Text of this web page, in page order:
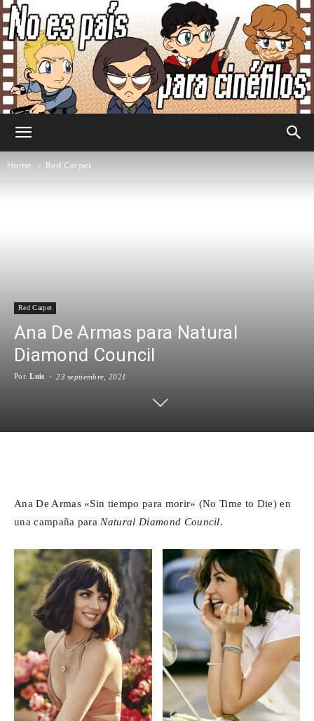
Para
Cinéfilos
Home Red Carpet
Red Carpet
Ana De Armas para Natural
Diamond Council
Por Luis - 23 septiembre, 2021
Ana De Armas «Sin tiempo para morir» (No Time to Die) en
una campaña para Natural Diamond Council.